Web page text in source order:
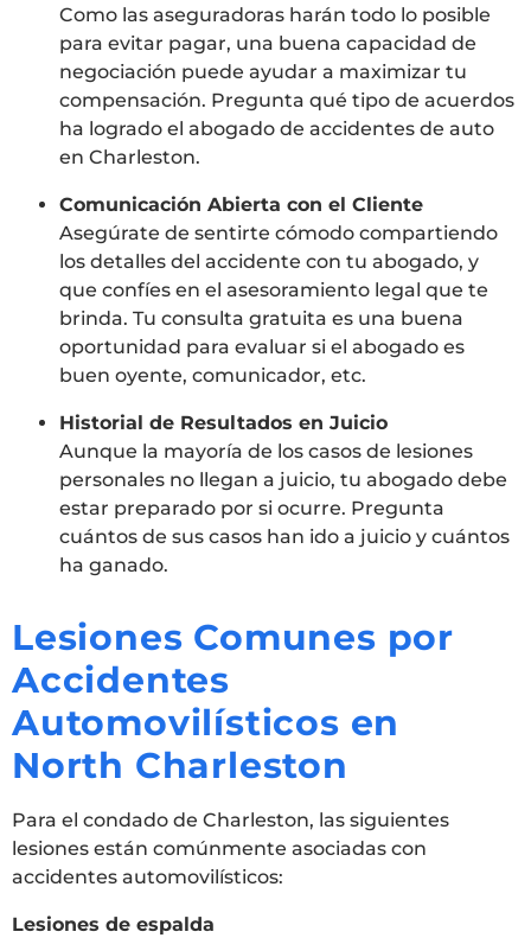
Como las aseguradoras harán todo lo posible
para evitar pagar, una buena capacidad de
negociación puede ayudar a maximizar tu
compensación. Pregunta qué tipo de acuerdos
ha logrado el abogado de accidentes de auto
en Charleston.
Comunicación Abierta con el Cliente
Asegúrate de sentirte cómodo compartiendo
los detalles del accidente con tu abogado, y
que confíes en el asesoramiento legal que te
brinda. Tu consulta gratuita es una buena
oportunidad para evaluar si el abogado es
buen oyente, comunicador, etc.
Historial de Resultados en Juicio
Aunque la mayoría de los casos de lesiones
personales no llegan a juicio, tu abogado debe
estar preparado por si ocurre. Pregunta
cuántos de sus casos han ido a juicio y cuántos
ha ganado.
Lesiones Comunes por
Accidentes
Automovilísticos en
North Charleston
Para el condado de Charleston, las siguientes
lesiones están comúnmente asociadas con
accidentes automovilísticos:
Lesiones de espalda